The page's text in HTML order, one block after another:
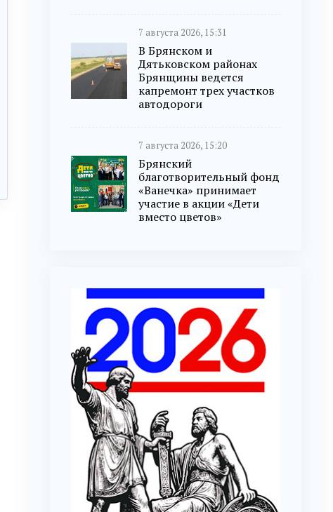
7 августа 2026, 15:31
В Брянском и
Дятьковском районах
Брянщины ведется
капремонт трех участков
автодороги
7 августа 2026, 15:20
Брянский
благотворительный фонд
«Ванечка» принимает
участие в акции «Дети
вместо цветов»